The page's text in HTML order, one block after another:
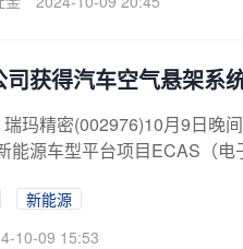
获得汽车空气悬架系
玛精密(002976)10月9日晚
能源车型平台项目ECAS（
新能源
10-09 15:53